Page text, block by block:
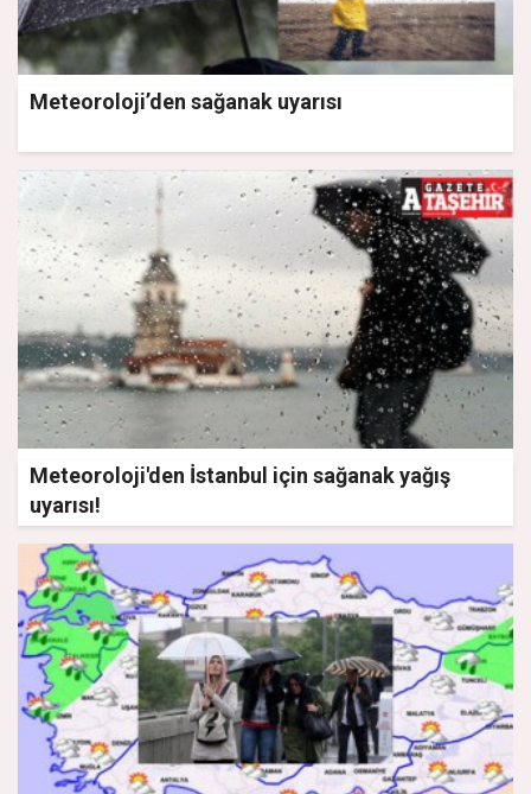
Meteoroloji’den sağanak uyarısı
Meteoroloji'den İstanbul için sağanak yağış
uyarısı!